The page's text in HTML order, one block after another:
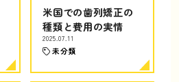
米国での歯列矯正の
種類と費用の実情
2025.07.11
未分類